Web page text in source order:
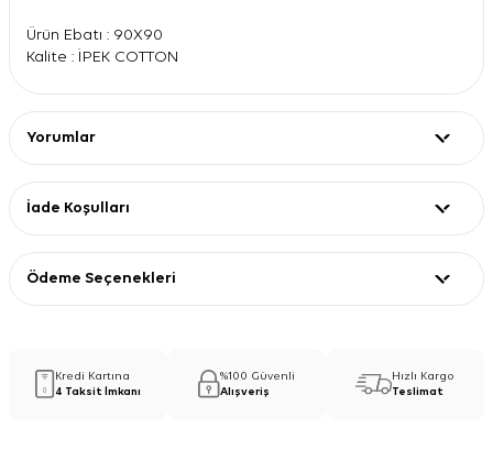
Ürün Ebatı : 90X90
Kalite : İPEK COTTON
Yorumlar
İade Koşulları
Ödeme Seçenekleri
Kredi Kartına
4 Taksit İmkanı
%100 Güvenli
Alışveriş
Hızlı Kargo
Teslimat